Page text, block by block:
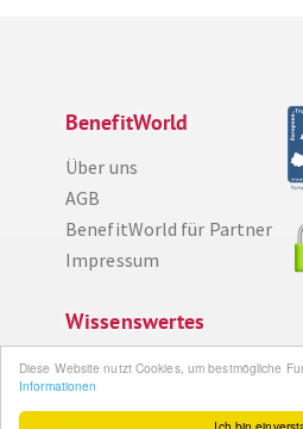
Diese Website nutzt Cookies, um bestmögliche
Informationen
BenefitWorld
Über uns
AGB
BenefitWorld für Partner
Impressum
Wissenswertes
So funktioniert´s
Gut zu wissen